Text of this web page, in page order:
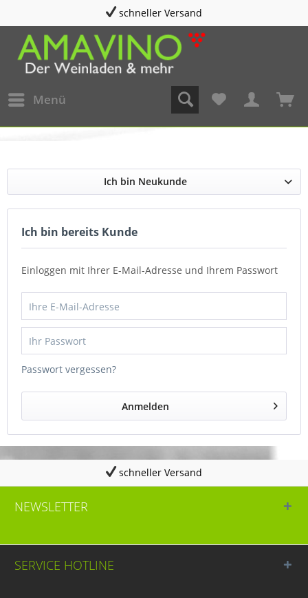
schneller Versand
Menü
Ich bin Neukunde
Ich bin bereits Kunde
Einloggen mit Ihrer E-Mail-Adresse und Ihrem Passwort
Passwort vergessen?
Anmelden
schneller Versand
NEWSLETTER
SERVICE HOTLINE